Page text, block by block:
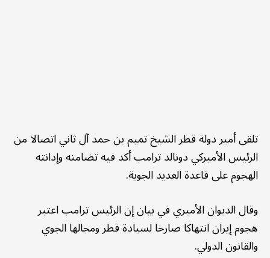
تلقى أمير دولة قطر الشيخ تميم بن حمد آل ثاني اتصالا من
الرئيس الأميركي دونالد ترامب أكد فيه تضامنه وإدانته
الهجوم على قاعدة العديد الجوية.
وقال الديوان الأميري في بيان إن الرئيس ترامب اعتبر
هجوم إيران انتهاكا صارخا لسيادة قطر ومجالها الجوي
والقانون الدولي.